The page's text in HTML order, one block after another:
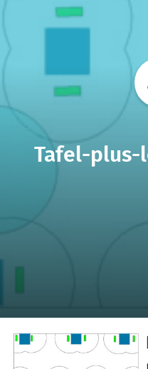
Tafel-plus-